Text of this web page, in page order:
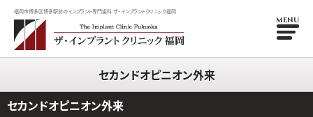
福岡市博多区博多駅前のインプラント専門歯科 ザ・インプラントクリニック福岡
MENU
セカンドオピニオン外来
セカンドオピニオン外来